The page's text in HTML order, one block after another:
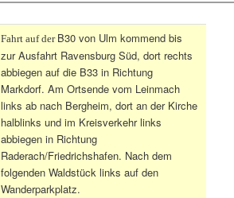
Fahrt auf der B30 von Ulm kommend bis
zur Ausfahrt Ravensburg Süd, dort rechts
abbiegen auf die B33 in Richtung
Markdorf. Am Ortsende vom Leinmach
links ab nach Bergheim, dort an der Kirche
halblinks und im Kreisverkehr links
abbiegen in Richtung
Raderach/Friedrichshafen. Nach dem
folgenden Waldstück links auf den
Wanderparkplatz.